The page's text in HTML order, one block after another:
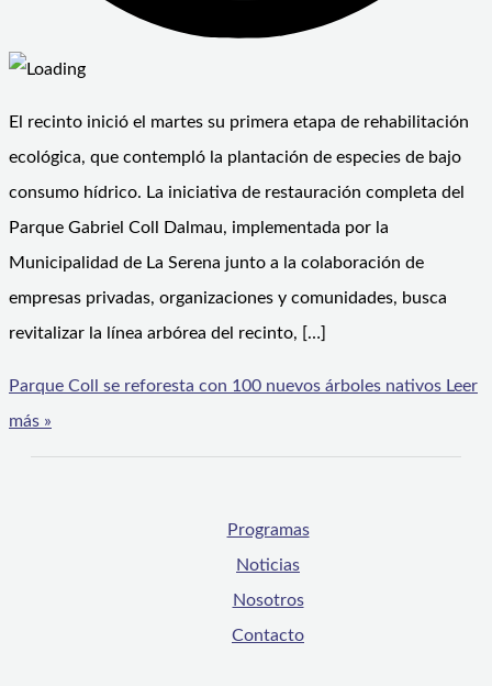
El recinto inició el martes su primera etapa de rehabilitación
ecológica, que contempló la plantación de especies de bajo
consumo hídrico. La iniciativa de restauración completa del
Parque Gabriel Coll Dalmau, implementada por la
Municipalidad de La Serena junto a la colaboración de
empresas privadas, organizaciones y comunidades, busca
revitalizar la línea arbórea del recinto, […]
Parque Coll se reforesta con 100 nuevos árboles nativos Leer
más »
Programas
Noticias
Nosotros
Contacto